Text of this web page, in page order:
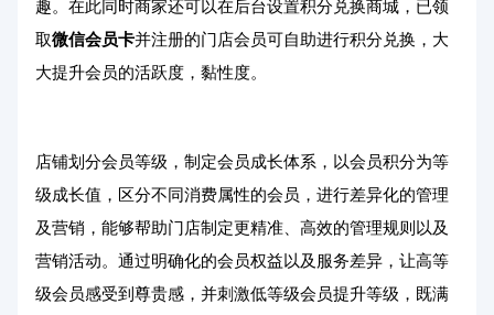
趣。在此同时商家还可以在后台设置积分兑换商城，已领
取微信会员卡并注册的门店会员可自助进行积分兑换，大
大提升会员的活跃度，黏性度。
店铺划分会员等级，制定会员成长体系，以会员积分为等
级成长值，区分不同消费属性的会员，进行差异化的管理
及营销，能够帮助门店制定更精准、高效的管理规则以及
营销活动。通过明确化的会员权益以及服务差异，让高等
级会员感受到尊贵感，并刺激低等级会员提升等级，既满